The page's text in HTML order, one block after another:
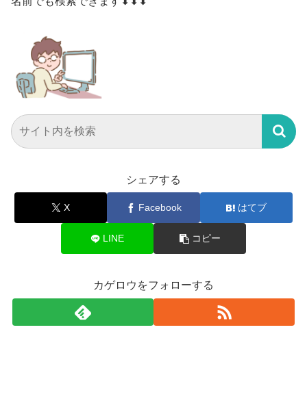
シェアする
X Facebook はてブ
LINE コピー
カゲロウをフォローする